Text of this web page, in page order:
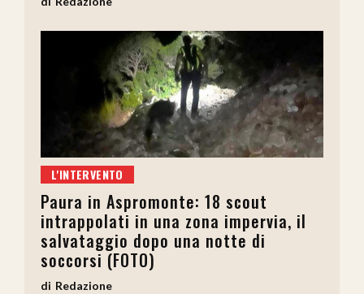
L'INTERVENTO
Paura in Aspromonte: 18 scout
intrappolati in una zona impervia, il
salvataggio dopo una notte di
soccorsi (FOTO)
Redazione